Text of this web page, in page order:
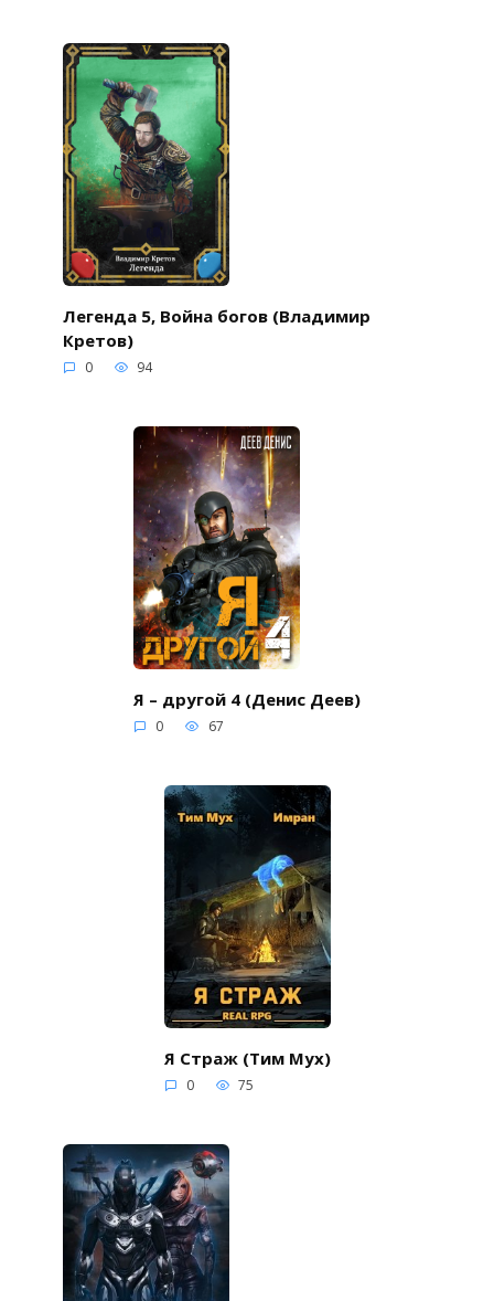
Легенда 5, Война богов (Владимир
Кретов)
0 94
Я – другой 4 (Денис Деев)
0 67
Я Страж (Тим Мух)
0 75